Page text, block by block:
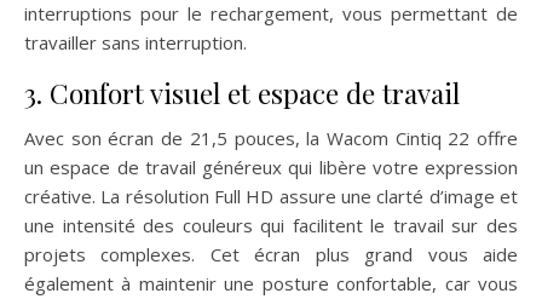
interruptions pour le rechargement, vous permettant de
travailler sans interruption.
3. Confort visuel et espace de travail
Avec son écran de 21,5 pouces, la Wacom Cintiq 22 offre
un espace de travail généreux qui libère votre expression
créative. La résolution Full HD assure une clarté d’image et
une intensité des couleurs qui facilitent le travail sur des
projets complexes. Cet écran plus grand vous aide
également à maintenir une posture confortable, car vous